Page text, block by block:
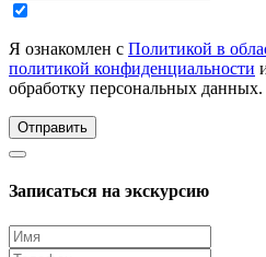
Я ознакомлен с Политикой в
политикой конфиденциальности
обработку персональных данных.
Отправить
Записаться на экскурсию